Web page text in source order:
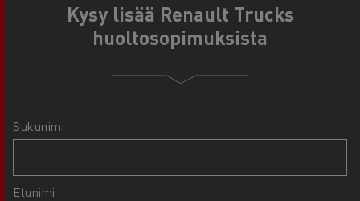
Kysy lisää Renault Trucks
huoltosopimuksista
Sukunimi
Etunimi